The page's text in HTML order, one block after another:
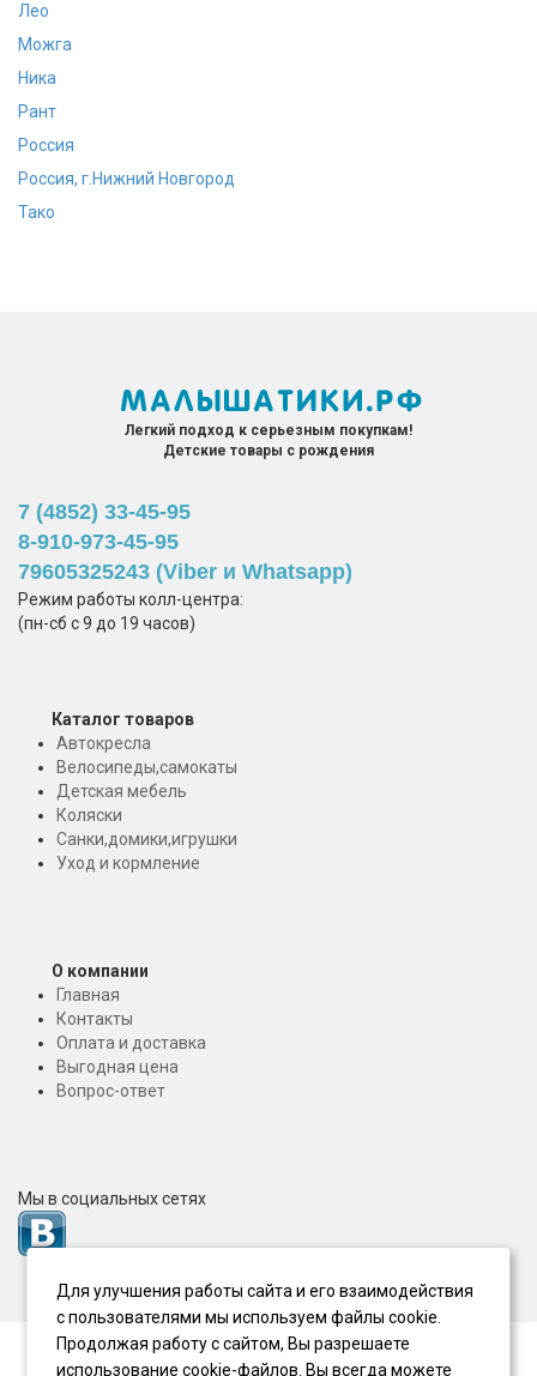
Лео
Можга
Ника
Рант
Россия
Россия, г.Нижний Новгород
Тако
Легкий подход к серьезным покупкам!
Детские товары с рождения
7 (4852) 33-45-95
8-910-973-45-95
79605325243 (Viber и Whatsapp)
Режим работы колл-центра:
(пн-сб с 9 до 19 часов)
Каталог товаров
Автокресла
Велосипеды,самокаты
Детская мебель
Коляски
Санки,домики,игрушки
Уход и кормление
О компании
Главная
Контакты
Оплата и доставка
Выгодная цена
Вопрос-ответ
Мы в социальных сетях
Для улучшения работы сайта и его взаимодействия
с пользователями мы используем файлы cookie.
Продолжая работу с сайтом, Вы разрешаете
использование cookie-файлов. Вы всегда можете